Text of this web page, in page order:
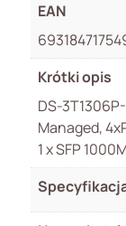
EAN
Krótki opis
DS-
Managed,
1 x SFP